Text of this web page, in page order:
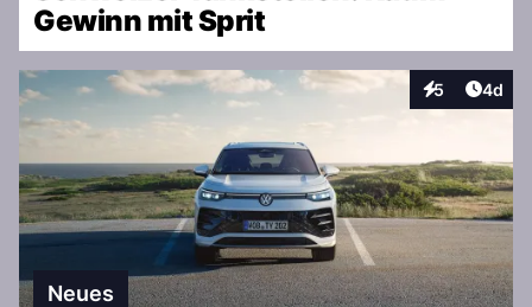
Gewinn mit Sprit
5
Interaktionen
4d
Neues